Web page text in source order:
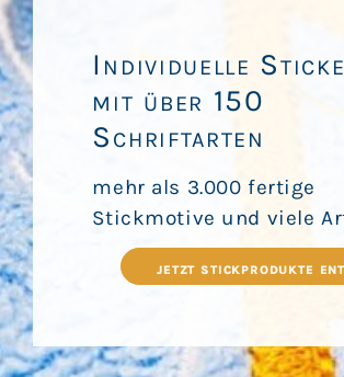
Individuelle
mit über 150
Schriftarten
mehr als 3.000 fertige
Stickmotive und viele
JETZT STICKPRODUKTE